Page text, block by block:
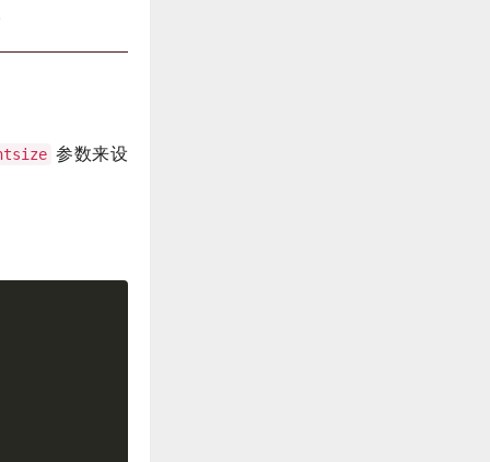
参数来设